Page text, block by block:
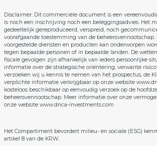
Disclaimer: Dit commerciële document is een
is noch een inschrijving noch een beleggingsadvies. Het
gedeeltelijk gereproduceerd, verspreid, noch
voorafgaande toestemming van de beheersvennootschap.
voorgestelde diensten en producten kan onderworpen
tegen bepaalde personen of in bepaalde landen. De
fiscale gevolgen zijn afhankelijk van ieders persoonlijke
informatie over de strategische oriëntering, verwante
verzoeken wij u kennis te nemen van het prospectus, de
verplichte informatie verkrijgbaar op onze website
kosteloos beschikbaar op eenvoudig verzoek op de
beheersvennootschap. Meer informatie over onze
onze website www.dnca-investments.com
Het Compartiment bevordert milieu- en sociale (ESG)
artikel 8 van de KRW.